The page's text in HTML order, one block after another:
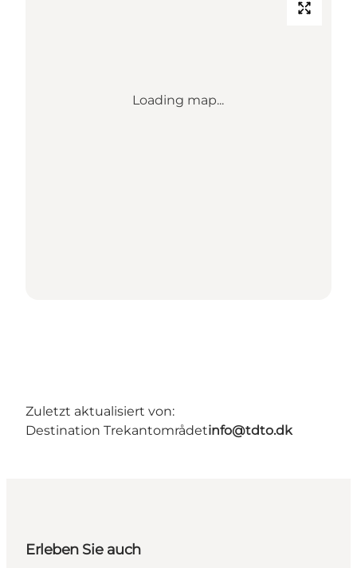
Loading map...
Zuletzt aktualisiert von:
Destination Trekantområdetinfo@tdto.dk
Erleben Sie auch